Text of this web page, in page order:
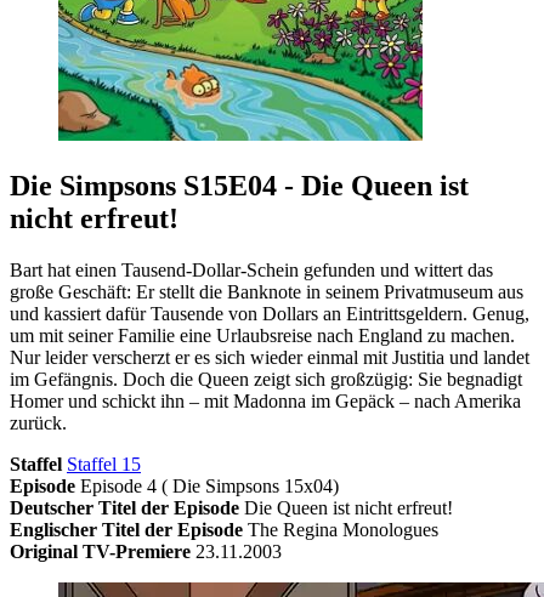
Die Simpsons S15E04 - Die Queen ist
nicht erfreut!
Bart hat einen Tausend-Dollar-Schein gefunden und wittert das
große Geschäft: Er stellt die Banknote in seinem Privatmuseum aus
und kassiert dafür Tausende von Dollars an Eintrittsgeldern. Genug,
um mit seiner Familie eine Urlaubsreise nach England zu machen.
Nur leider verscherzt er es sich wieder einmal mit Justitia und landet
im Gefängnis. Doch die Queen zeigt sich großzügig: Sie begnadigt
Homer und schickt ihn – mit Madonna im Gepäck – nach Amerika
zurück.
Staffel Staffel 15
Episode Episode 4 ( Die Simpsons 15x04)
Deutscher Titel der Episode Die Queen ist nicht erfreut!
Englischer Titel der Episode The Regina Monologues
Original TV-Premiere 23.11.2003